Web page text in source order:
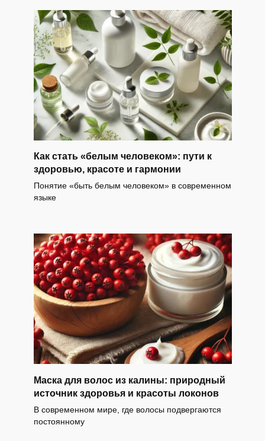
Как стать «белым человеком»: пути к
здоровью, красоте и гармонии
Понятие «быть белым человеком» в современном
языке
Маска для волос из калины: природный
источник здоровья и красоты локонов
В современном мире, где волосы подвергаются
постоянному